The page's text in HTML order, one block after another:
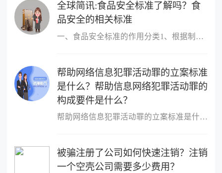
全球简讯:食品安全标准了解吗？食
品安全的相关标准
一、食品安全标准的作用分类1、根据制定标准的主体进行分类，包括国
帮助网络信息犯罪活动罪的立案标准
是什么？帮助信息网络犯罪活动罪的
构成要件是什么？
帮助网络信息犯罪活动罪的立案标准是什么？帮助网络信息犯罪活动罪
被骗注册了公司如何快速注销？注销
一个空壳公司需要多少费用？